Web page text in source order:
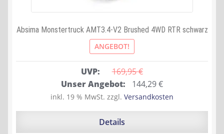
Absima Monstertruck AMT3.4-V2 Brushed 4WD RTR schwarz
ANGEBOT!
UVP: 169,95 €
Ursprünglicher
Preis
war:
Unser Angebot: 144,29€Aktueller
Preis
ist:
inkl. 19 % MwSt. zzgl. Versandkosten
Details